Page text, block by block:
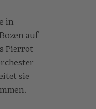
in
auf
Pierrot
sie